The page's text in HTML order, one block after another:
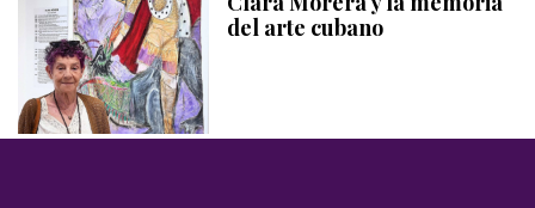
del arte cubano